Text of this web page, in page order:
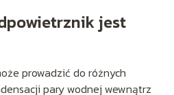
jest
prowadzić do różnych
pary wodnej wewnątrz